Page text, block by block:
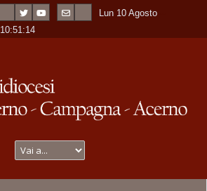
Lun 10 Agosto
10:51:15